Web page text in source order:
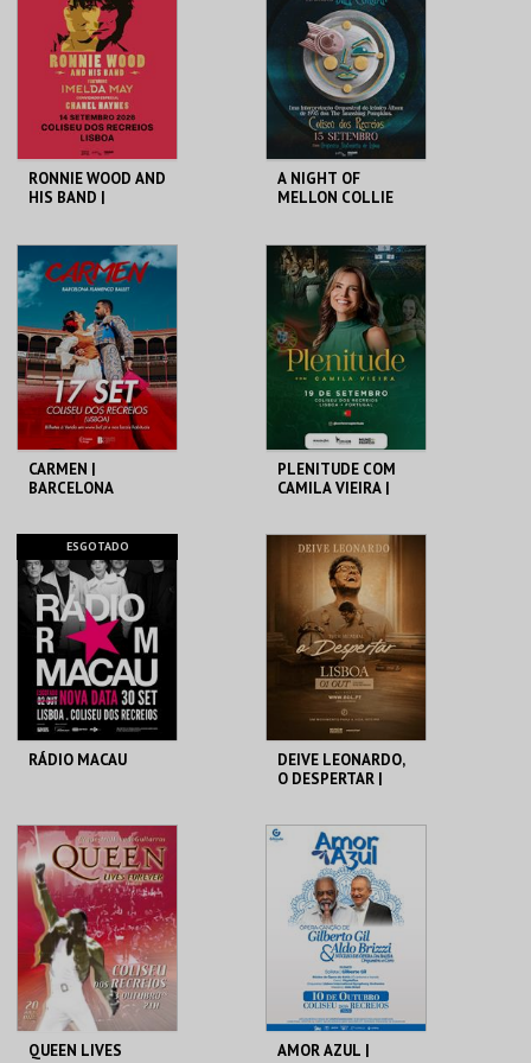
MAIS INFO
COMPRAR
MAIS INFO
COMPRAR
RONNIE WOOD AND
HIS BAND |
COLISEU DE LISBOA
MAIS INFO
COMPRAR
A NIGHT OF
MELLON COLLIE
FEATURING BILLY
CORGAN
COLISEU DE LISBOA
MAIS INFO
CARMEN |
BARCELONA
COLISEU DE LISBOA
MAIS INFO
COMPRAR
PLENITUDE COM
CAMILA VIEIRA |
COLISEU DE LISBOA
MAIS INFO
INSCREVER
ESGOTADO
RÁDIO MACAU
COLISEU DE LISBOA
MAIS INFO
DEIVE LEONARDO,
O DESPERTAR |
COLISEU DE LISBOA
MAIS INFO
COMPRAR
QUEEN LIVES
AMOR AZUL |